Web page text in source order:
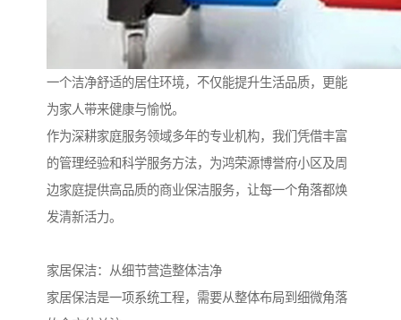
一个洁净舒适的居住环境，不仅能提升生活品质，更能
为家人带来健康与愉悦。
作为深耕家庭服务领域多年的专业机构，我们凭借丰富
的管理经验和科学服务方法，为鸿荣源博誉府小区及周
边家庭提供高品质的商业保洁服务，让每一个角落都焕
发清新活力。
家居保洁：从细节营造整体洁净
家居保洁是一项系统工程，需要从整体布局到细微角落